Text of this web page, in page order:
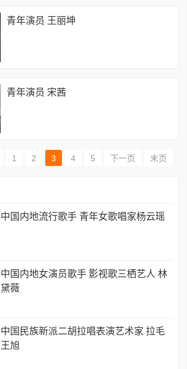
青年演员 王丽坤
青年演员 宋茜
1 2 3 4 5 下一页 末页
中国内地流行歌手 青年女歌唱家杨云瑶
中国内地女演员歌手 影视歌三栖艺人 林
黛薇
中国民族新派二胡拉唱表演艺术家 拉毛
王旭